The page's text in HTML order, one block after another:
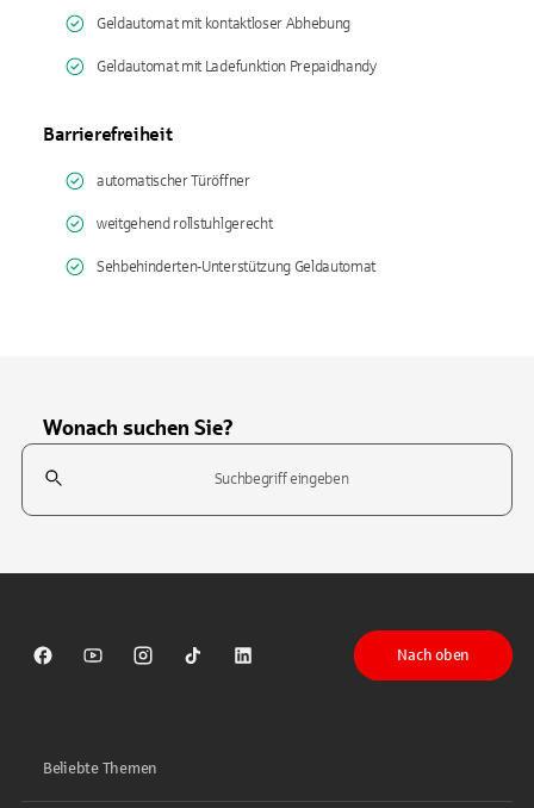
Geldautomat mit kontaktloser Abhebung
Geldautomat mit Ladefunktion Prepaidhandy
Barrierefreiheit
automatischer Türöffner
weitgehend rollstuhlgerecht
Sehbehinderten-Unterstützung Geldautomat
Wonach suchen Sie?
Suchfeld
Sparkasse auf Facebook
Sparkasse auf Youtube
Sparkasse auf Instagram
Sparkasse auf TikTok
Sparkasse auf LinkedIn
Nach oben
Beliebte Themen